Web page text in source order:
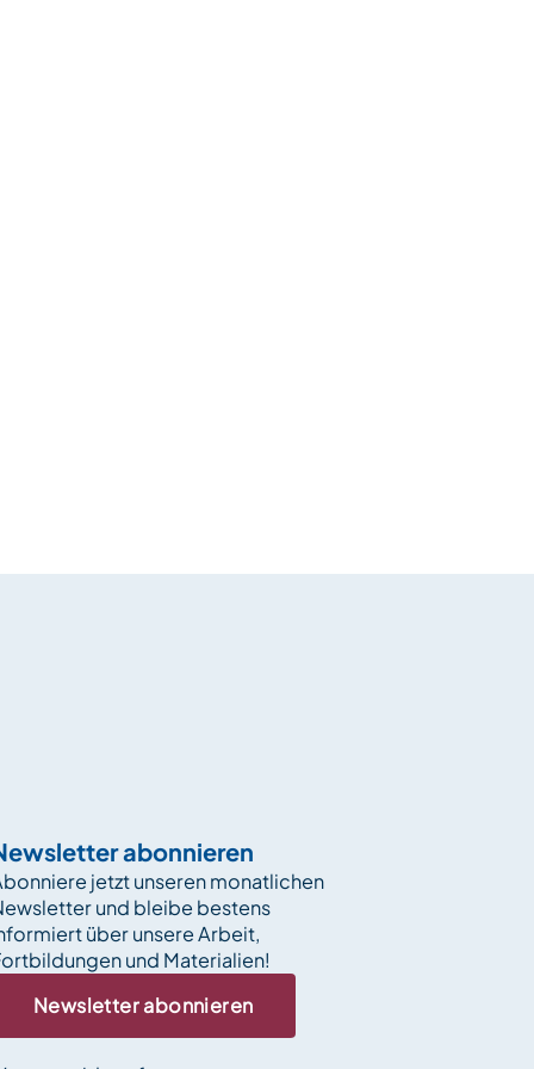
abonnieren
jetzt unseren monatlichen
und bleibe bestens
über unsere Arbeit,
und Materialien!
Newsletter abonnieren